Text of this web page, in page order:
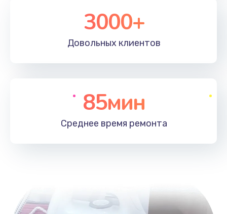
3000+
Довольных клиентов
85мин
Среднее время ремонта